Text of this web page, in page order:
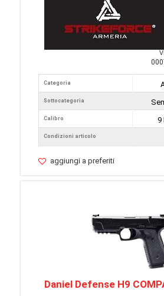
Categoria
Sottocategoria
Calibro
Condizioni articolo
9
aggiungi a preferiti
Daniel Defense H9